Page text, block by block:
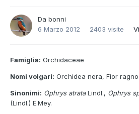
Da bonni
6 Marzo 2012
2403 visite
Famiglia: Orchidaceae
Nomi volgari: Orchidea nera, Fior
Sinonimi: Ophrys atrataLindl., Ophrys
(Lindl.) E.Mey.